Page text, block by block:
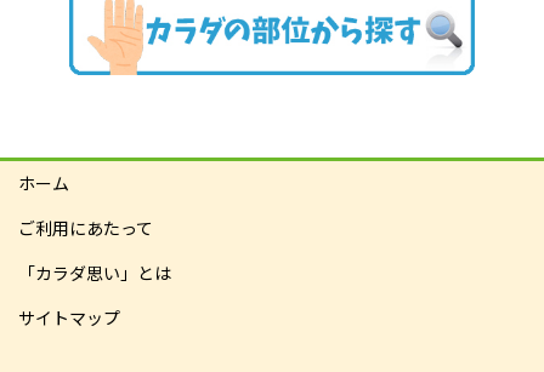
ホーム
ご利用にあたって
「カラダ思い」とは
サイトマップ